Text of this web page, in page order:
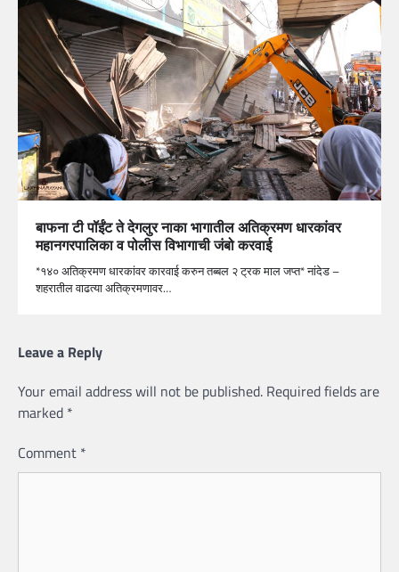
बाफना टी पॉईंट ते देगलुर नाका भागातील अतिक्रमण धारकांवर
महानगरपालिका व पोलीस विभागाची जंबो करवाई
*१४० अतिक्रमण धारकांवर कारवाई करुन तब्बल २ ट्रक माल जप्त* नांदेड –
शहरातील वाढत्या अतिक्रमणावर…
Leave a Reply
Your email address will not be published. Required fields are
marked *
Comment *